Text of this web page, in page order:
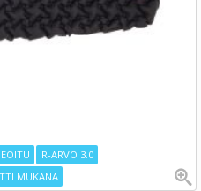
R-ARVO 3.0
MUKANA